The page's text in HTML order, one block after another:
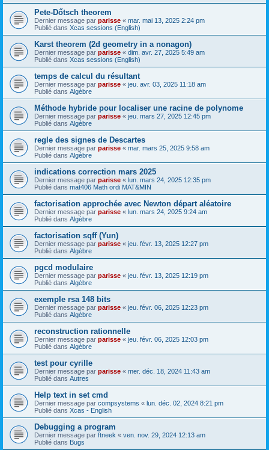
Pete-Dőtsch theorem
Dernier message par parisse « mar. mai 13, 2025 2:24 pm
Publié dans Xcas sessions (English)
Karst theorem (2d geometry in a nonagon)
Dernier message par parisse « dim. avr. 27, 2025 5:49 am
Publié dans Xcas sessions (English)
temps de calcul du résultant
Dernier message par parisse « jeu. avr. 03, 2025 11:18 am
Publié dans Algèbre
Méthode hybride pour localiser une racine de polynome
Dernier message par parisse « jeu. mars 27, 2025 12:45 pm
Publié dans Algèbre
regle des signes de Descartes
Dernier message par parisse « mar. mars 25, 2025 9:58 am
Publié dans Algèbre
indications correction mars 2025
Dernier message par parisse « lun. mars 24, 2025 12:35 pm
Publié dans mat406 Math ordi MAT&MIN
factorisation approchée avec Newton départ aléatoire
Dernier message par parisse « lun. mars 24, 2025 9:24 am
Publié dans Algèbre
factorisation sqff (Yun)
Dernier message par parisse « jeu. févr. 13, 2025 12:27 pm
Publié dans Algèbre
pgcd modulaire
Dernier message par parisse « jeu. févr. 13, 2025 12:19 pm
Publié dans Algèbre
exemple rsa 148 bits
Dernier message par parisse « jeu. févr. 06, 2025 12:23 pm
Publié dans Algèbre
reconstruction rationnelle
Dernier message par parisse « jeu. févr. 06, 2025 12:03 pm
Publié dans Algèbre
test pour cyrille
Dernier message par parisse « mer. déc. 18, 2024 11:43 am
Publié dans Autres
Help text in set cmd
Dernier message par compsystems « lun. déc. 02, 2024 8:21 pm
Publié dans Xcas - English
Debugging a program
Dernier message par ftneek « ven. nov. 29, 2024 12:13 am
Publié dans Bugs